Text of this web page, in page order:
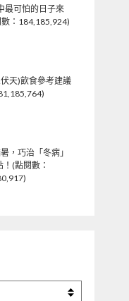
最可怕的日子來
：184,185,924)
天)飲食參考建議
，巧治「冬病」
(點閱數：